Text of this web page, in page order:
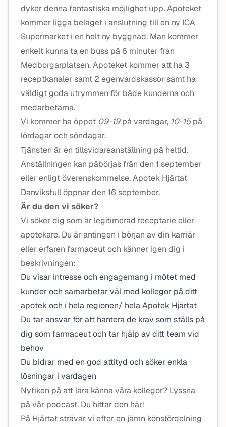
dyker denna fantastiska möjlighet upp. Apoteket
kommer ligga beläget i anslutning till en ny ICA
Supermarket i en helt ny byggnad. Man kommer
enkelt kunna ta en buss på 6 minuter från
Medborgarplatsen. Apoteket kommer att ha 3
receptkanaler samt 2 egenvårdskassor samt ha
väldigt goda utrymmen för både kunderna och
medarbetarna.
Vi kommer ha öppet 09-19på vardagar, 10-15på
lördagar och söndagar.
Tjänsten är en tillsvidareanställning på heltid.
Anställningen kan påbörjas från den 1 september
eller enligt överenskommelse. Apotek Hjärtat
Danvikstull öppnar den 16 september.
Är du den vi söker?
Vi söker dig som är legitimerad receptarie eller
apotekare. Du är antingen i början av din karriär
eller erfaren farmaceut och känner igen dig i
beskrivningen:
Du visar intresse och engagemang i mötet med
kunder och samarbetar väl med kollegor på ditt
apotek och i hela regionen/ hela Apotek Hjärtat
Du tar ansvar för att hantera de krav som ställs på
dig som farmaceut och tar hjälp av ditt team vid
behov
Du bidrar med en god attityd och söker enkla
lösningar i vardagen
Nyfiken på att lära känna våra kollegor? Lyssna
på vår podcast. Du hittar den här!
På Hjärtat strävar vi efter en jämn könsfördelning